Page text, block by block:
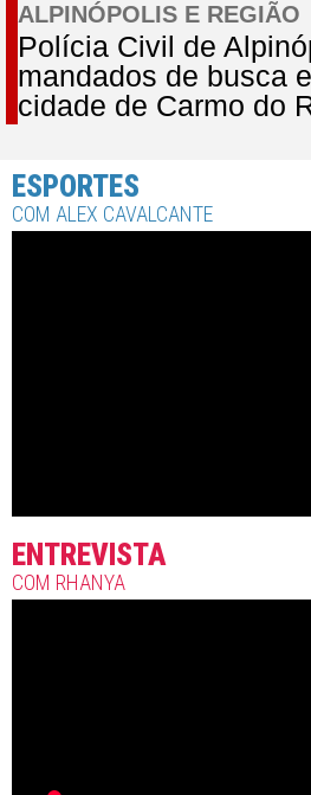
ALPINÓPOLIS E REGIÃO
Polícia Civil de
mandados de busca
cidade de Carmo do
ESPORTES
COM ALEX CAVALCANTE
ENTREVISTA
COM RHANYA